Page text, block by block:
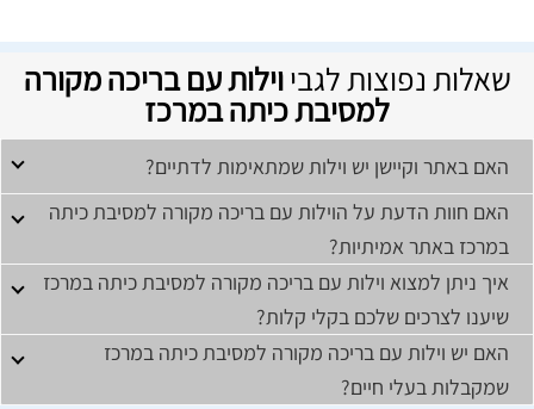
שאלות נפוצות לגביוילות עם בריכה מקורה
למסיבת כיתה במרכז
האם באתר וקיישן יש וילות שמתאימות לדתיים?
האם חוות הדעת על הוילות עם בריכה מקורה למסיבת כיתה
במרכז באתר אמיתיות?
איך ניתן למצוא וילות עם בריכה מקורה למסיבת כיתה במרכז
שיענו לצרכים שלכם בקלי קלות?
האם יש וילות עם בריכה מקורה למסיבת כיתה במרכז
שמקבלות בעלי חיים?